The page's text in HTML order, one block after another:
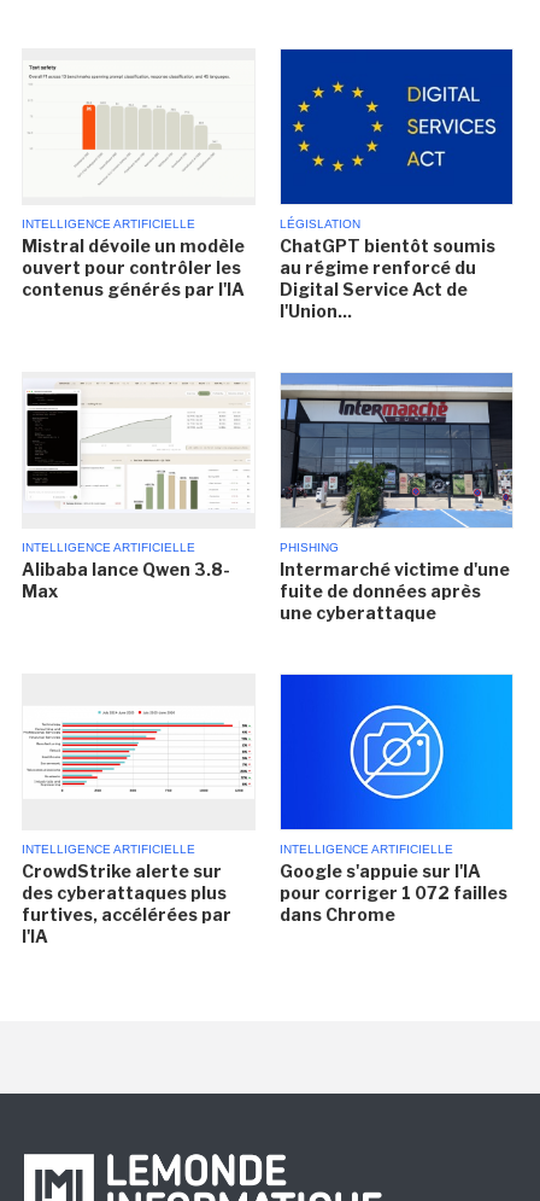
INTELLIGENCE ARTIFICIELLE
Mistral dévoile un modèle
ouvert pour contrôler les
contenus générés par l'IA
LÉGISLATION
ChatGPT bientôt soumis
au régime renforcé du
Digital Service Act de
l'Union...
INTELLIGENCE ARTIFICIELLE
Alibaba lance Qwen 3.8-
Max
PHISHING
Intermarché victime d'une
fuite de données après
une cyberattaque
INTELLIGENCE ARTIFICIELLE
CrowdStrike alerte sur
des cyberattaques plus
furtives, accélérées par
l'IA
INTELLIGENCE ARTIFICIELLE
Google s'appuie sur l'IA
pour corriger 1 072 failles
dans Chrome